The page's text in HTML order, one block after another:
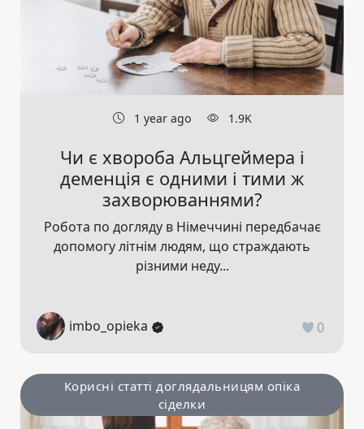
1 year ago 1.9K
Чи є хвороба Альцгеймера і
деменція є одними і тими ж
захворюваннями?
Робота по догляду в Німеччині передбачає
допомогу літнім людям, що страждають
різними неду...
imbo_opieka 0
Корисні статті доглядальницям опіка
сіделки